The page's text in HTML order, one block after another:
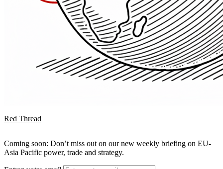
Red Thread
Coming soon: Don’t miss out on our new weekly briefing on EU-
Asia Pacific power, trade and strategy.